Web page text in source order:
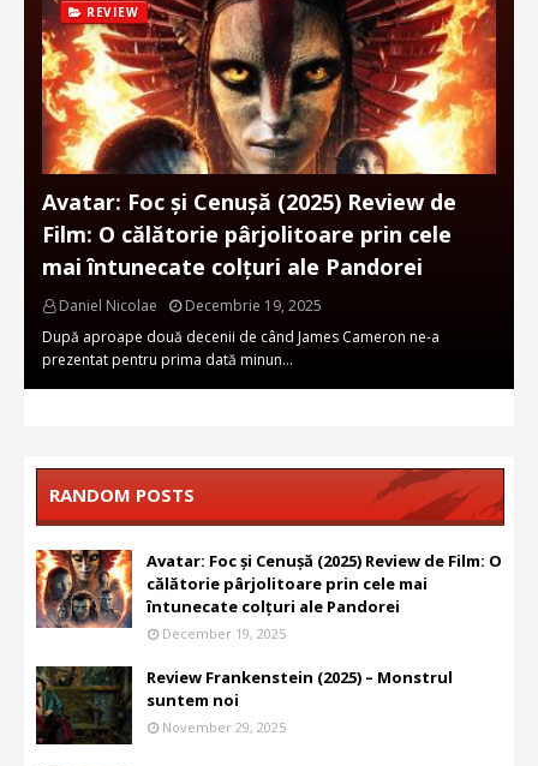
REVIEW
Avatar: Foc și Cenușă (2025) Review de
Film: O călătorie pârjolitoare prin cele
mai întunecate colțuri ale Pandorei
Daniel Nicolae
Decembrie 19, 2025
După aproape două decenii de când James Cameron ne-a
prezentat pentru prima dată minun…
RANDOM POSTS
Avatar: Foc și Cenușă (2025) Review de Film: O
călătorie pârjolitoare prin cele mai
întunecate colțuri ale Pandorei
December 19, 2025
Review Frankenstein (2025) – Monstrul
suntem noi
November 29, 2025